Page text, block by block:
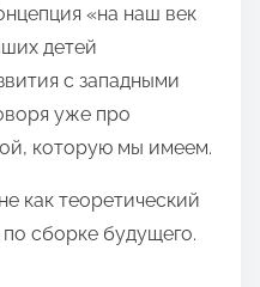
«на наш век
детей
с западными
уже про
которую мы имеем.
как теоретический
сборке будущего.